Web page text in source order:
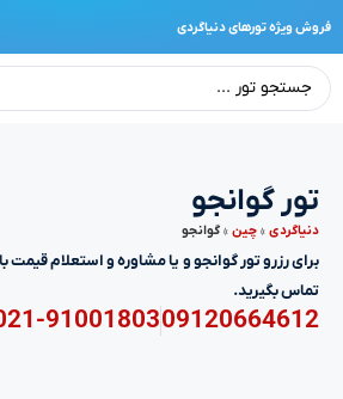
فروش ویژه تورهای دنیاگردی
تور گوانجو
دنیا‌گردی » چین » گوانجو
برای رزرو تور گوانجو و یا مشاوره و استعلام قیمت
تماس بگیرید.
09120664612
91001803